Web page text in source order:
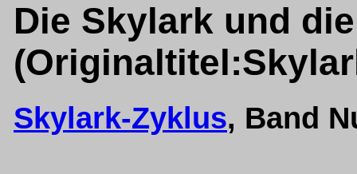
Die Skylark und
Skylark-Zyklus, Band